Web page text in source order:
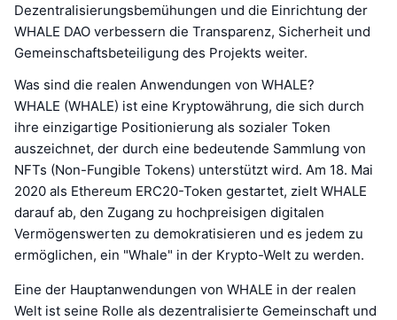
Dezentralisierungsbemühungen und die Einrichtung der
WHALE DAO verbessern die Transparenz, Sicherheit und
Gemeinschaftsbeteiligung des Projekts weiter.
Was sind die realen Anwendungen von WHALE?
WHALE (WHALE) ist eine Kryptowährung, die sich durch
ihre einzigartige Positionierung als sozialer Token
auszeichnet, der durch eine bedeutende Sammlung von
NFTs (Non-Fungible Tokens) unterstützt wird. Am 18. Mai
2020 als Ethereum ERC20-Token gestartet, zielt WHALE
darauf ab, den Zugang zu hochpreisigen digitalen
Vermögenswerten zu demokratisieren und es jedem zu
ermöglichen, ein "Whale" in der Krypto-Welt zu werden.
Eine der Hauptanwendungen von WHALE in der realen
Welt ist seine Rolle als dezentralisierte Gemeinschaft und